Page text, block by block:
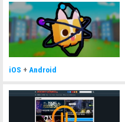
iOS +Android